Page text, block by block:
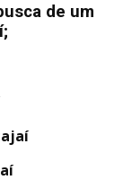
de um